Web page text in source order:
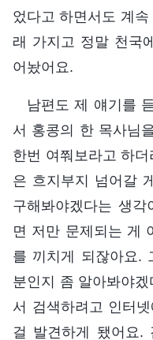
었다고 하면서도 계
래 가지고 정말 천국
어놨어요.
남편도 제 얘기를
서 홍콩의 한 목사님
한번 여쭤보라고 하
은 흐지부지 넘어갈
구해봐야겠다는 생
면 저만 문제되는 게
를 끼치게 되잖아요.
분인지 좀 알아봐야
서 검색하려고 인터
걸 발견하게 됐어요.